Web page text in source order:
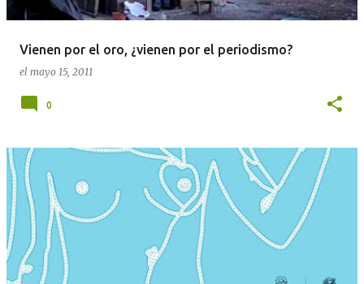
Vienen por el oro, ¿vienen por el periodismo?
el mayo 15, 2011
0